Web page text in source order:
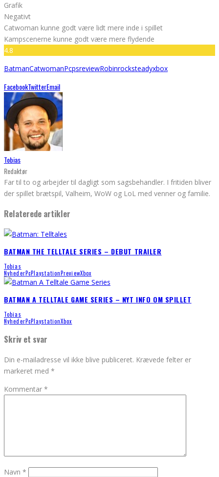
Grafik
Negativt
Catwoman kunne godt være lidt mere inde i spillet
Kampscenerne kunne godt være mere flydende
4.8
BatmanCatwomanPcpsreviewRobinrocksteadyxbox
FacebookTwitterEmail
Tobias
Redaktør
Far til to og arbejder til dagligt som sagsbehandler. I fritiden bliver
der spillet brætspil, Valheim, WoW og LoL med venner og familie.
Relaterede artikler
BATMAN THE TELLTALE SERIES – DEBUT TRAILER
Tobias
NyhederPcPlaystationPreviewXbox
BATMAN A TELLTALE GAME SERIES – NYT INFO OM SPILLET
Tobias
NyhederPcPlaystationXbox
Skriv et svar
Din e-mailadresse vil ikke blive publiceret. Krævede felter er
markeret med *
Kommentar *
Navn *